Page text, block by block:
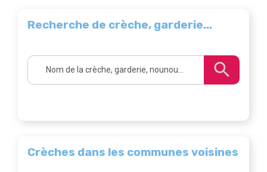
Recherche de crèche, garderie...
Crèches dans les communes voisines